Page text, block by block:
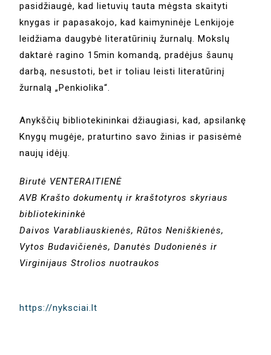
pasidžiaugė, kad lietuvių tauta mėgsta skaityti
knygas ir papasakojo, kad kaimyninėje Lenkijoje
leidžiama daugybė literatūrinių žurnalų. Mokslų
daktarė ragino 15min komandą, pradėjus šaunų
darbą, nesustoti, bet ir toliau leisti literatūrinį
žurnalą „Penkiolika“.
Anykščių bibliotekininkai džiaugiasi, kad, apsilankę
Knygų mugėje, praturtino savo žinias ir pasisėmė
naujų idėjų.
Birutė VENTERAITIENĖ
AVB Krašto dokumentų ir kraštotyros skyriaus
bibliotekininkė
Daivos Varabliauskienės, Rūtos Neniškienės,
Vytos Budavičienės, Danutės Dudonienės ir
Virginijaus Strolios nuotraukos
https://nyksciai.lt